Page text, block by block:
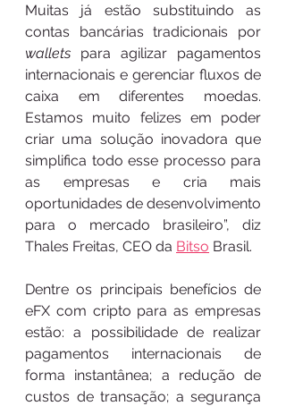
Muitas já estão substituindo as
wallets para agilizar pagamentos
internacionais e gerenciar fluxos de
caixa em diferentes moedas.
Estamos muito felizes em poder
criar uma solução inovadora que
simplifica todo esse processo para
as empresas e cria mais
oportunidades de desenvolvimento
para o mercado brasileiro”, diz
Thales Freitas, CEO da Bitso Brasil.
Dentre os principais benefícios de
eFX com cripto para as empresas
estão: a possibilidade de realizar
pagamentos internacionais de
forma instantânea; a redução de
custos de transação; a segurança